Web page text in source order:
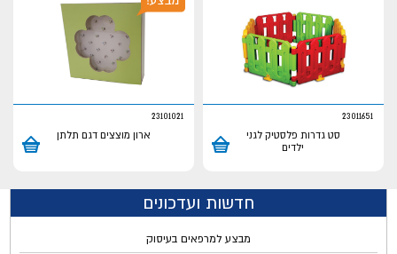
23011651
סט גדרות פלסטיק לגני
ילדים
23101021
ארון מוצצים דגם תלתן
חדשות ועדכונים
מבצע למרפאים בעיסוק